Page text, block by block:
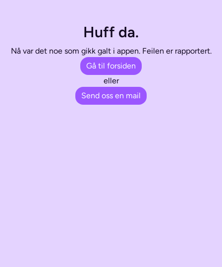
Huff da.
Nå var det noe som gikk galt i appen. Feilen er rapportert.
Gå til forsiden
eller
Send oss en mail